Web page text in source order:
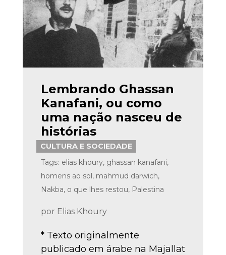
Lembrando Ghassan
Kanafani, ou como
uma nação nasceu de
histórias
CULTURA E SOCIEDADE
Tags: elias khoury, ghassan kanafani,
homens ao sol, mahmud darwich,
Nakba, o que lhes restou, Palestina
por Elias Khoury
* Texto originalmente
publicado em árabe na Majallat